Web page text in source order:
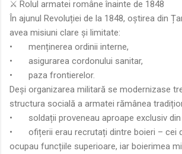
⚔️ Rolul armatei române înainte de 1848
În ajunul Revoluției de la 1848, oștirea din
avea misiuni clare și limitate:
•
menținerea ordinii interne,
•
asigurarea cordonului sanitar,
•
paza frontierelor.
Deși organizarea militară se modernizase
structura socială a armatei rămânea
•
soldații proveneau aproape exclusiv
•
ofițerii erau recrutați dintre boieri – cei
ocupau funcțiile superioare, iar boierimea